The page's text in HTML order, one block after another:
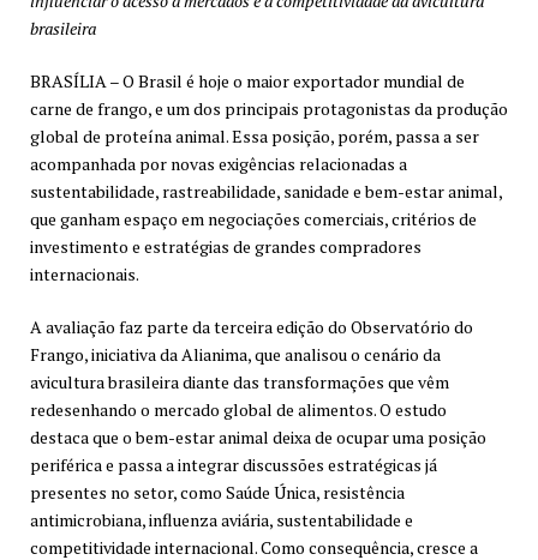
brasileira
BRASÍLIA – O Brasil é hoje o maior exportador mundial de
carne de frango, e um dos principais protagonistas da produção
global de proteína animal. Essa posição, porém, passa a ser
acompanhada por novas exigências relacionadas a
sustentabilidade, rastreabilidade, sanidade e bem-estar animal,
que ganham espaço em negociações comerciais, critérios de
investimento e estratégias de grandes compradores
internacionais.
A avaliação faz parte da terceira edição do Observatório do
Frango, iniciativa da Alianima, que analisou o cenário da
avicultura brasileira diante das transformações que vêm
redesenhando o mercado global de alimentos. O estudo
destaca que o bem-estar animal deixa de ocupar uma posição
periférica e passa a integrar discussões estratégicas já
presentes no setor, como Saúde Única, resistência
antimicrobiana, influenza aviária, sustentabilidade e
competitividade internacional. Como consequência, cresce a